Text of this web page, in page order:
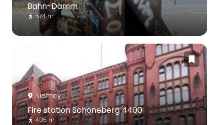
Bahn-Damm
574 m
Niemcy
Fire station Schöneberg 4400
405 m